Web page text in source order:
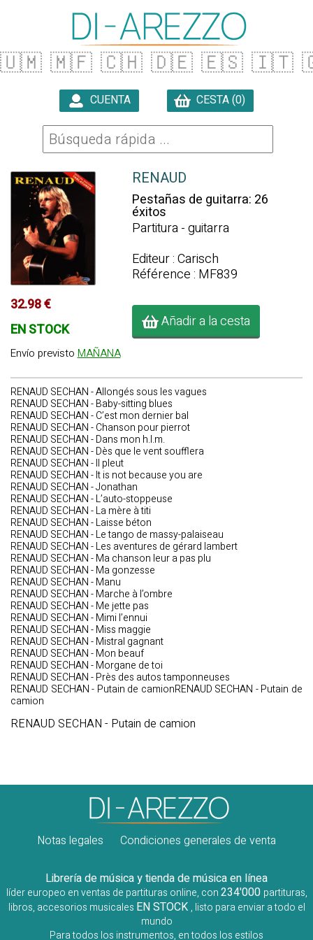
🇺🇲 🇲🇫 🇨🇭 🇩🇪 🇪🇸 🇮🇹
CUENTA CESTA (0)
32.98 €
EN STOCK
Envío previsto MAÑANA
RENAUD
Pestañas de guitarra: 26
éxitos
Partitura - guitarra
Editeur : Carisch
Référence : MF839
Añadir a la cesta
RENAUD SECHAN - Allongés sous les vagues
RENAUD SECHAN - Baby-sitting blues
RENAUD SECHAN - C’est mon dernier bal
RENAUD SECHAN - Chanson pour pierrot
RENAUD SECHAN - Dans mon h.l.m.
RENAUD SECHAN - Dès que le vent soufflera
RENAUD SECHAN - Il pleut
RENAUD SECHAN - It is not because you are
RENAUD SECHAN - Jonathan
RENAUD SECHAN - L’auto-stoppeuse
RENAUD SECHAN - La mère à titi
RENAUD SECHAN - Laisse béton
RENAUD SECHAN - Le tango de massy-palaiseau
RENAUD SECHAN - Les aventures de gérard lambert
RENAUD SECHAN - Ma chanson leur a pas plu
RENAUD SECHAN - Ma gonzesse
RENAUD SECHAN - Manu
RENAUD SECHAN - Marche à l’ombre
RENAUD SECHAN - Me jette pas
RENAUD SECHAN - Mimi l’ennui
RENAUD SECHAN - Miss maggie
RENAUD SECHAN - Mistral gagnant
RENAUD SECHAN - Mon beauf
RENAUD SECHAN - Morgane de toi
RENAUD SECHAN - Près des autos tamponneuses
RENAUD SECHAN - Putain de camionRENAUD SECHAN - Putain de
camion
RENAUD SECHAN - Putain de camion
Notas legales Condiciones generales de venta
Librería de música y tienda de música en línea
líder europeo en ventas de partituras online, con234'000 partituras,
libros, accesorios musicales EN STOCK , listo para enviar a todo el
mundo
Para todos los instrumentos, en todos los estilos